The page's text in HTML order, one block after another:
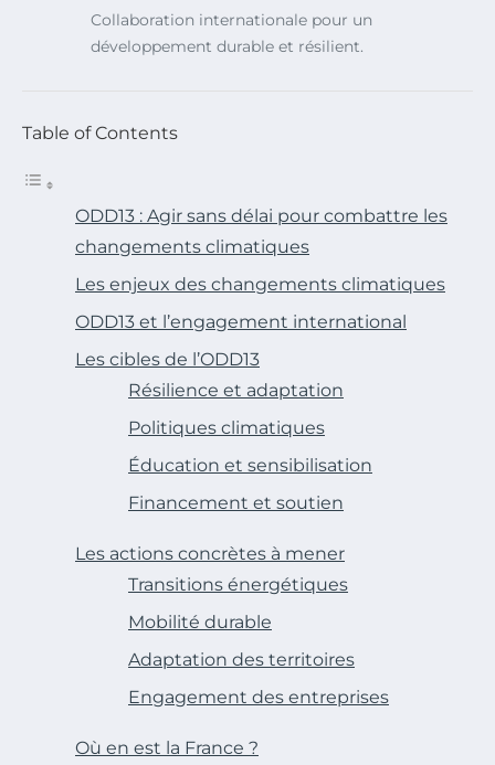
Collaboration internationale pour un
développement durable et résilient.
Table of Contents
ODD13 : Agir sans délai pour combattre les
changements climatiques
Les enjeux des changements climatiques
ODD13 et l’engagement international
Les cibles de l’ODD13
Résilience et adaptation
Politiques climatiques
Éducation et sensibilisation
Financement et soutien
Les actions concrètes à mener
Transitions énergétiques
Mobilité durable
Adaptation des territoires
Engagement des entreprises
Où en est la France ?